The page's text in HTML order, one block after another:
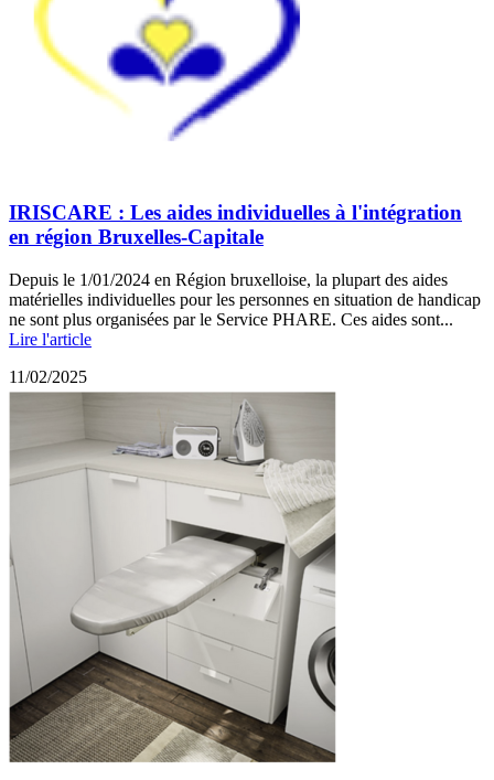
IRISCARE : Les aides individuelles à l'intégration
en région Bruxelles-Capitale
Depuis le 1/01/2024 en Région bruxelloise, la plupart des aides
matérielles individuelles pour les personnes en situation de handicap
ne sont plus organisées par le Service PHARE. Ces aides sont...
Lire l'article
11/02/2025